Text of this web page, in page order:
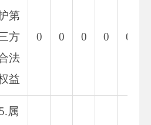
第
方
法
益
0 0 0 0 0
5.属